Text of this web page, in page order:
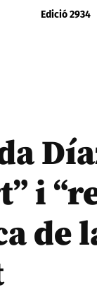
Edició 2934
i
de